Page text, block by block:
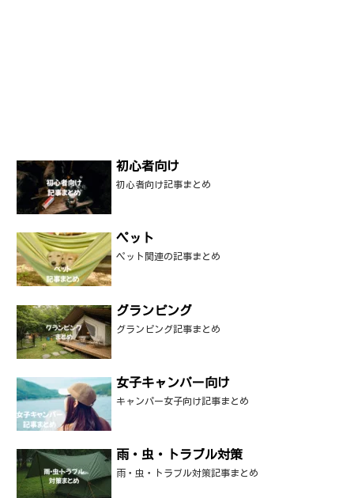
初心者向け
初心者向け記事まとめ
ペット
ペット関連の記事まとめ
グランピング
グランピング記事まとめ
女子キャンパー向け
キャンパー女子向け記事まとめ
雨・虫・トラブル対策
雨・虫・トラブル対策記事まとめ